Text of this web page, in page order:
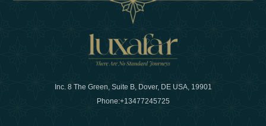
Inc. 8 The Green, Suite B, Dover, DE USA, 19901
Phone:+13477245725